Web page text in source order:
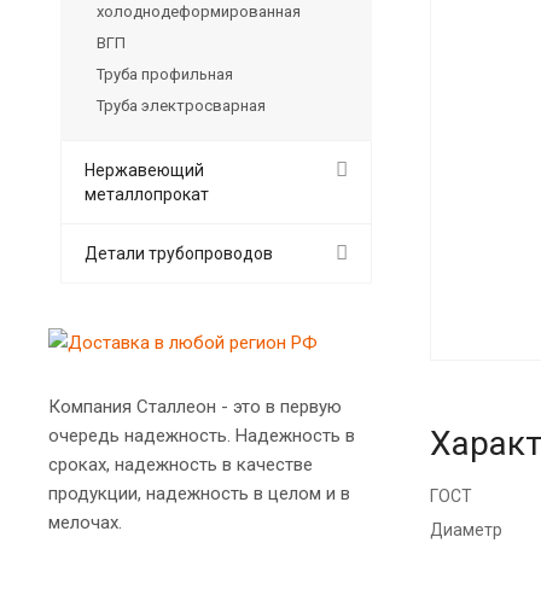
ГОСТ
Диаметр
холоднодеформированная
ВГП
Труба профильная
Труба электросварная
Нержавеющий
металлопрокат
Детали трубопроводов
Компания Сталлеон - это в первую
очередь надежность. Надежность в
сроках, надежность в качестве
продукции, надежность в целом и в
мелочах.